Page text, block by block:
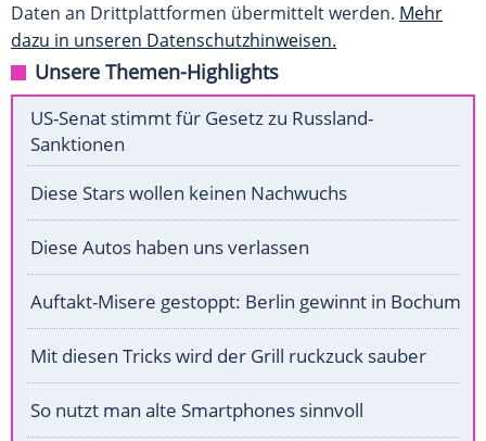
Daten an Drittplattformen übermittelt werden. Mehr
dazu in unseren Datenschutzhinweisen.
Unsere Themen-Highlights
US-Senat stimmt für Gesetz zu Russland-
Sanktionen
Diese Stars wollen keinen Nachwuchs
Diese Autos haben uns verlassen
Auftakt-Misere gestoppt: Berlin gewinnt in Bochum
Mit diesen Tricks wird der Grill ruckzuck sauber
So nutzt man alte Smartphones sinnvoll